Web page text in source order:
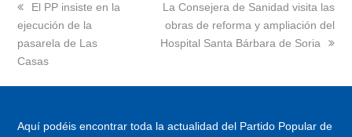
previous
post:
El PP insiste en la
ejecución de la
pasarela de Las
Casas
next
post:
La Consejera de Sanidad visita las
obras de reforma y ampliación del
Hospital Santa Bárbara de Soria
Aquí podéis encontrar toda la actualidad del Partido Popular de